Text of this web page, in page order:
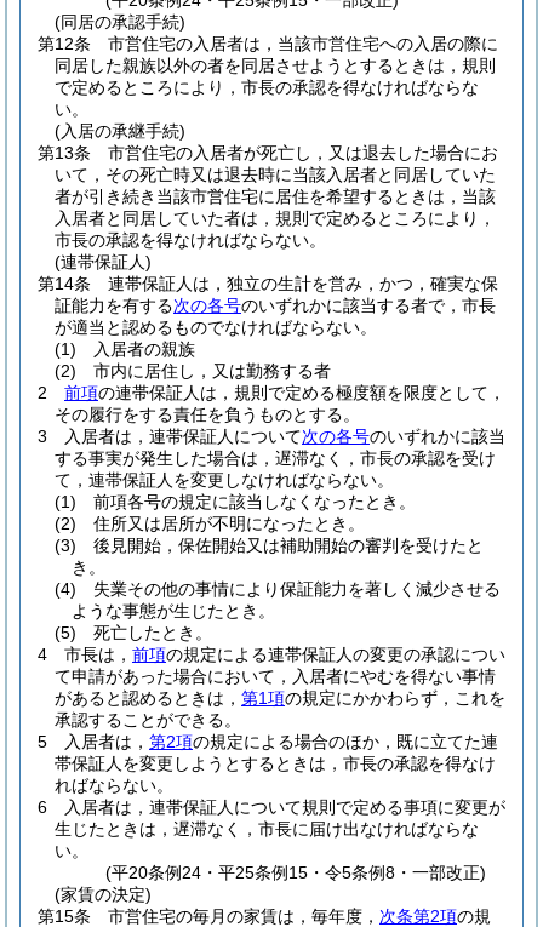
(同居の承認手続)
第12条
市営住宅の入居者は，当該市営住宅への入居の際に
同居した親族以外の者を同居させようとするときは，規則
で定めるところにより，市長の承認を得なければならな
い。
(入居の承継手続)
第13条
市営住宅の入居者が死亡し，又は退去した場合にお
いて，その死亡時又は退去時に当該入居者と同居していた
者が引き続き当該市営住宅に居住を希望するときは，当該
入居者と同居していた者は，規則で定めるところにより，
市長の承認を得なければならない。
(連帯保証人)
第14条
連帯保証人は，独立の生計を営み，かつ，確実な保
証能力を有する次の各号のいずれかに該当する者で，市長
が適当と認めるものでなければならない。
(1)
入居者の親族
(2)
市内に居住し，又は勤務する者
2
前項の連帯保証人は，規則で定める極度額を限度として，
その履行をする責任を負うものとする。
3
入居者は，連帯保証人について次の各号のいずれかに該当
する事実が発生した場合は，遅滞なく，市長の承認を受け
て，連帯保証人を変更しなければならない。
(1)
前項各号の規定に該当しなくなったとき。
(2)
住所又は居所が不明になったとき。
(3)
後見開始，保佐開始又は補助開始の審判を受けたと
き。
(4)
失業その他の事情により保証能力を著しく減少させる
ような事態が生じたとき。
(5)
死亡したとき。
4
市長は， 前項の規定による連帯保証人の変更の承認につい
て申請があった場合において，入居者にやむを得ない事情
があると認めるときは， 第1項の規定にかかわらず，これを
承認することができる。
5
入居者は， 第2項の規定による場合のほか，既に立てた連
帯保証人を変更しようとするときは，市長の承認を得なけ
ればならない。
6
入居者は，連帯保証人について規則で定める事項に変更が
生じたときは，遅滞なく，市長に届け出なければならな
い。
(平20条例24・平25条例15・令5条例8・一部改正)
(家賃の決定)
第15条
市営住宅の毎月の家賃は，毎年度， 次条第2項の規